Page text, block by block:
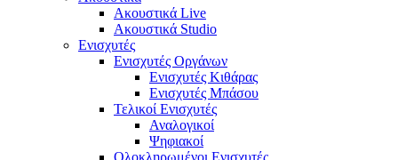
Ακουστικά Live
Ακουστικά Studio
Ενισχυτές
Ενισχυτές Οργάνων
Ενισχυτές Κιθάρας
Ενισχυτές Μπάσου
Τελικοί Ενισχυτές
Αναλογικοί
Ψηφιακοί
Ολοκληρωμένοι Ενισχυτές